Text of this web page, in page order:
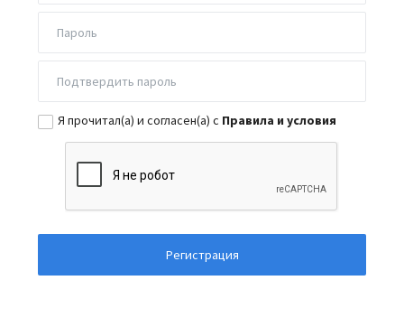
Я прочитал(а) и согласен(а) с Правила и условия
Регистрация